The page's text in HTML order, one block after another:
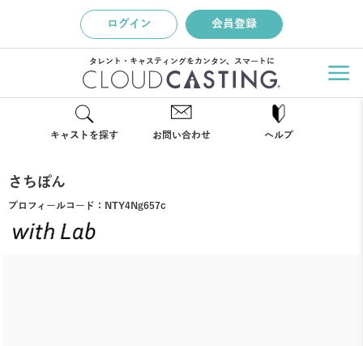
ログイン 会員登録
タレント・キャスティングをカンタン、スマートに
キャストを探す お問い合わせ ヘルプ
さちぽん
プロフィールコード： NTY4Ng657c